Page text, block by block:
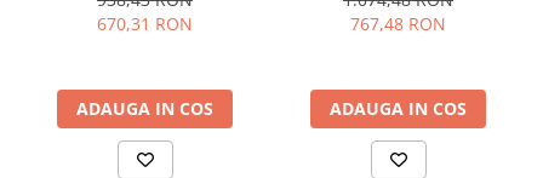
monocomanda, finisaj
negru mat
670,31 RON
ADAUGA IN COS
767,48 RON
ADAUGA IN COS